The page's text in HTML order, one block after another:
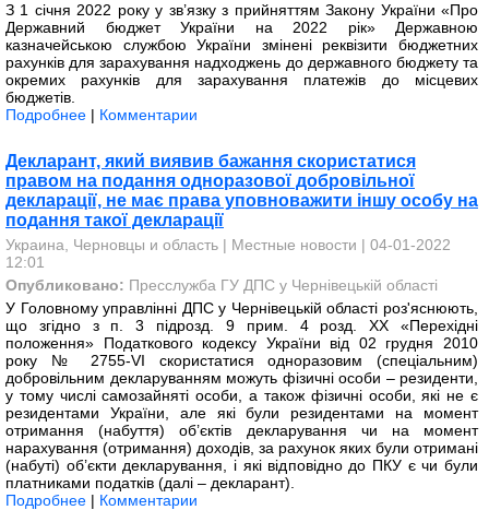
З 1 січня 2022 року у зв’язку з прийняттям Закону України «Про
Державний бюджет України на 2022 рік» Державною
казначейською службою України змінені реквізити бюджетних
рахунків для зарахування надходжень до державного бюджету та
окремих рахунків для зарахування платежів до місцевих
бюджетів.
Подробнее | Комментарии
Декларант, який виявив бажання скористатися
правом на подання одноразової добровільної
декларації, не має права уповноважити іншу особу на
подання такої декларації
Украина, Черновцы и область | Местные новости | 04-01-2022
12:01
Опубликовано: Пресслужба ГУ ДПС у Чернівецькій області
У Головному управлінні ДПС у Чернівецькій області роз'яснюють,
що згідно з п. 3 підрозд. 9 прим. 4 розд. ХХ «Перехідні
положення» Податкового кодексу України від 02 грудня 2010
року № 2755-VI скористатися одноразовим (спеціальним)
добровільним декларуванням можуть фізичні особи – резиденти,
у тому числі самозайняті особи, а також фізичні особи, які не є
резидентами України, але які були резидентами на момент
отримання (набуття) об’єктів декларування чи на момент
нарахування (отримання) доходів, за рахунок яких були отримані
(набуті) об’єкти декларування, і які відповідно до ПКУ є чи були
платниками податків (далі – декларант).
Подробнее | Комментарии